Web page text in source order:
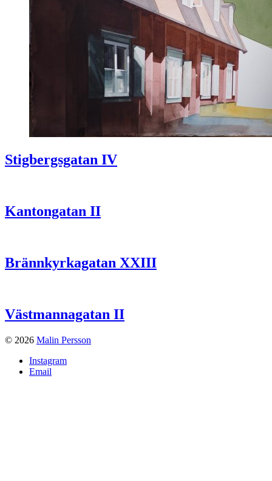
Stigbergsgatan IV
Kantongatan II
Brännkyrkagatan XXIII
Västmannagatan II
© 2026 Malin Persson
Instagram
Email